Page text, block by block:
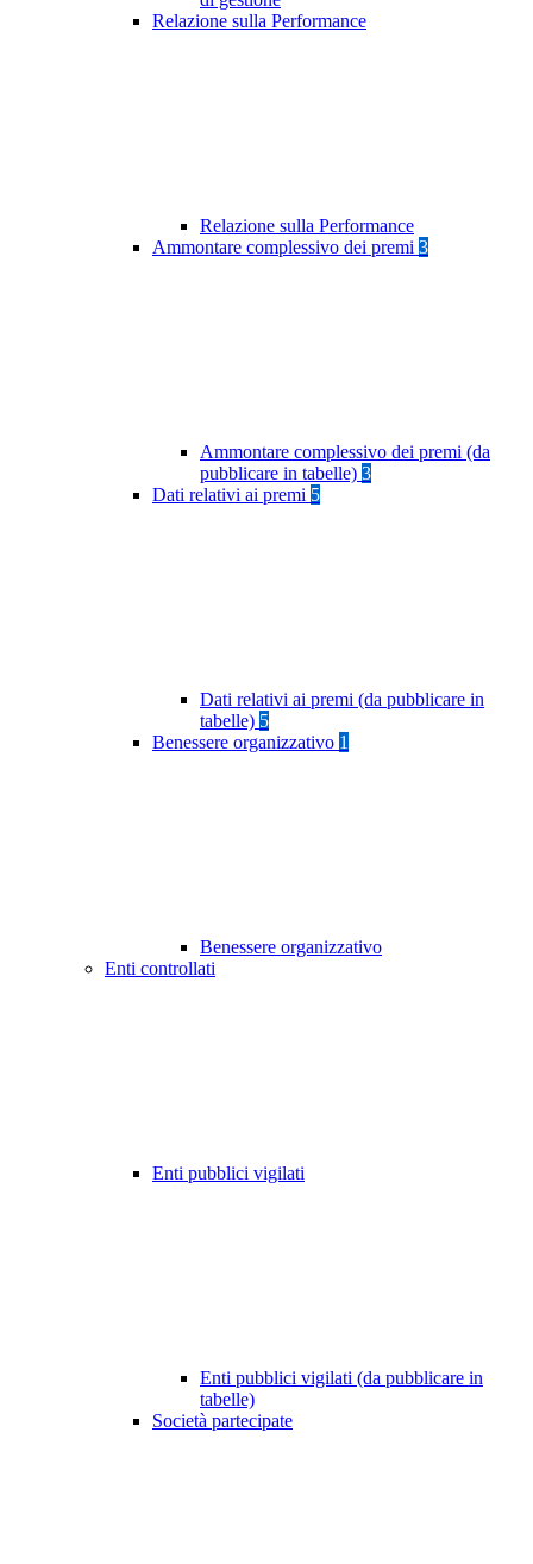
Relazione sulla Performance
Relazione sulla Performance
Ammontare complessivo dei premi 3
Ammontare complessivo dei premi (da
pubblicare in tabelle) 3
Dati relativi ai premi 5
Dati relativi ai premi (da pubblicare in
tabelle) 5
Benessere organizzativo 1
Benessere organizzativo
Enti controllati
Enti pubblici vigilati
Enti pubblici vigilati (da pubblicare in
tabelle)
Società partecipate